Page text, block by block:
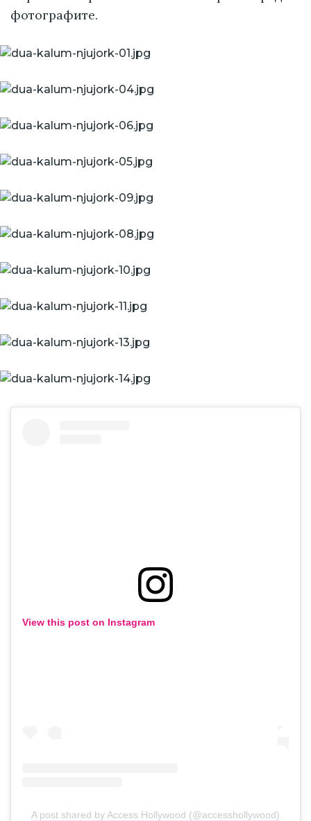
фотографите.
View this post on Instagram
A post shared by Access Hollywood (@accesshollywood)